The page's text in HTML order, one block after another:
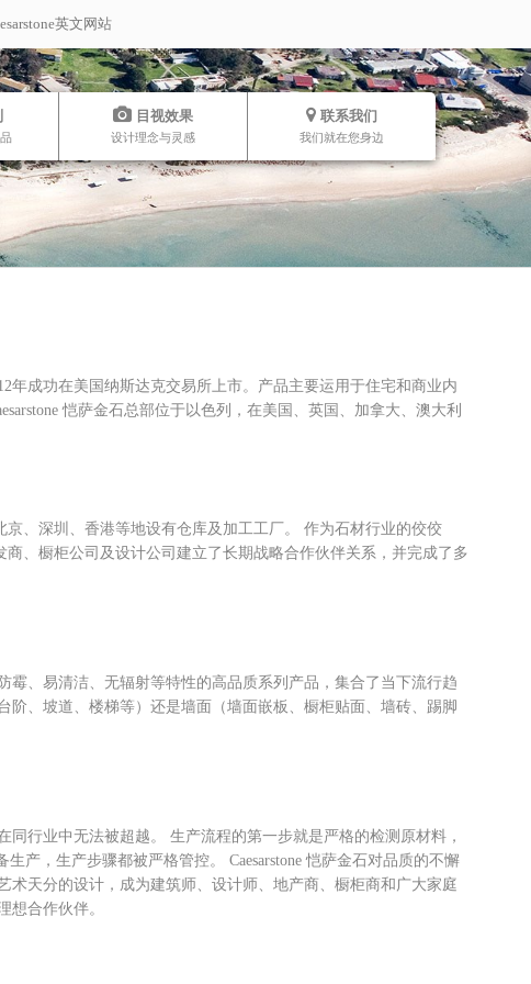
英文网站
目视效果
设计理念与灵感
联系我们
我们就在您身边
年成功在美国纳斯达克交易所上市。产品主要运用于住宅和商业内
恺萨金石总部位于以色列，在美国、英国、加拿大、澳大利
京、深圳、香港等地设有仓库及加工工厂。 作为石材行业的佼佼
、橱柜公司及设计公司建立了长期战略合作伙伴关系，并完成了多
霉、易清洁、无辐射等特性的高品质系列产品，集合了当下流行趋
、坡道、楼梯等）还是墙面（墙面嵌板、橱柜贴面、墙砖、踢脚
行业中无法被超越。 生产流程的第一步就是严格的检测原材料，
产，生产步骤都被严格管控。 Caesarstone 恺萨金石对品质的不懈
天分的设计，成为建筑师、设计师、地产商、橱柜商和广大家庭
想合作伙伴。